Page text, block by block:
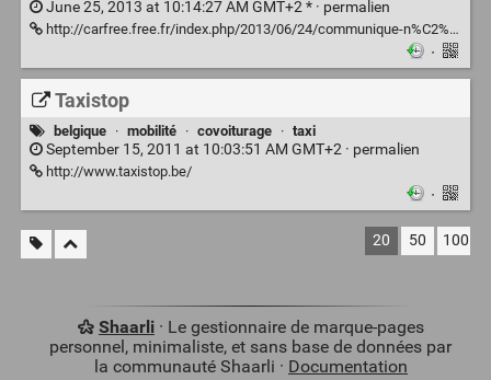
June 25, 2013 at 10:14:27 AM GMT+2 * · permalien
http://carfree.free.fr/index.php/2013/06/24/communique-n%C2%B01-taxis/
·
Taxistop
belgique · mobilité · covoiturage · taxi
September 15, 2011 at 10:03:51 AM GMT+2 · permalien
http://www.taxistop.be/
·
20 50 100
Shaarli· Le gestionnaire de marque-pages
personnel, minimaliste, et sans base de données par
la communauté Shaarli · Documentation